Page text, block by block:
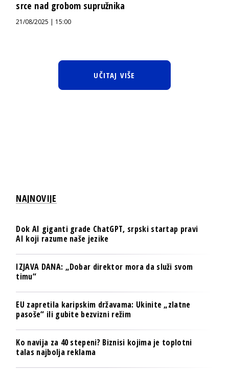
srce nad grobom supružnika
21/08/2025 | 15:00
UČITAJ VIŠE
NAJNOVIJE
Dok AI giganti grade ChatGPT, srpski startap pravi
AI koji razume naše jezike
IZJAVA DANA: „Dobar direktor mora da služi svom
timu“
EU zapretila karipskim državama: Ukinite „zlatne
pasoše“ ili gubite bezvizni režim
Ko navija za 40 stepeni? Biznisi kojima je toplotni
talas najbolja reklama